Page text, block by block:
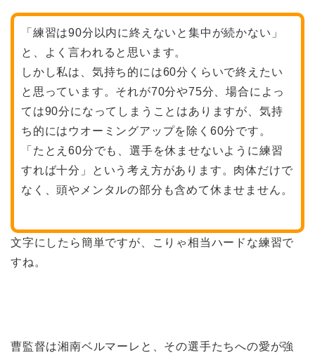
「練習は90分以内に終えないと集中が続かない」
と、よく言われると思います。
しかし私は、気持ち的には60分くらいで終えたい
と思っています。それが70分や75分、場合によっ
ては90分になってしまうことはありますが、気持
ち的にはウオーミングアップを除く60分です。
「たとえ60分でも、選手を休ませないように練習
すれば十分」という考え方があります。肉体だけで
なく、頭やメンタルの部分も含めて休ませません。
文字にしたら簡単ですが、こりゃ相当ハードな練習で
すね。
曹監督は湘南ベルマーレと、その選手たちへの愛が強